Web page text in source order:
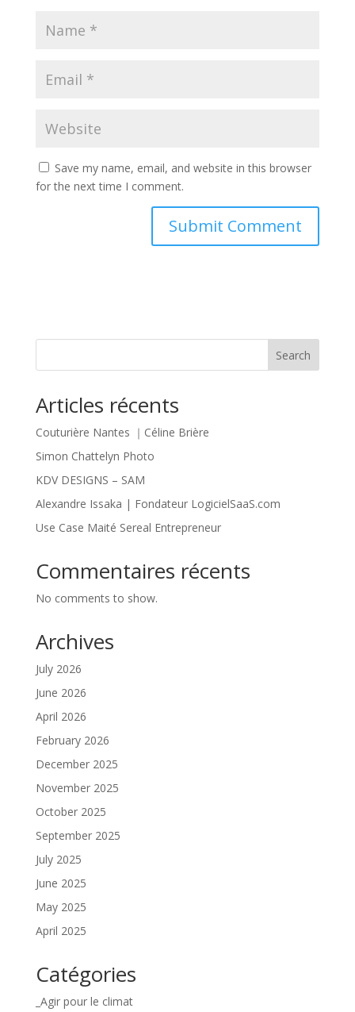
Save my name, email, and website in this browser
for the next time I comment.
Search
Articles récents
Couturière Nantes ｜Céline Brière
Simon Chattelyn Photo
KDV DESIGNS – SAM
Alexandre Issaka | Fondateur LogicielSaaS.com
Use Case Maité Sereal Entrepreneur
Commentaires récents
No comments to show.
Archives
July 2026
June 2026
April 2026
February 2026
December 2025
November 2025
October 2025
September 2025
July 2025
June 2025
May 2025
April 2025
Catégories
_Agir pour le climat